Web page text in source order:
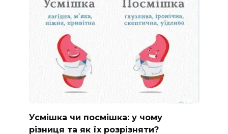
Усмішка чи посмішка: у чому
різниця та як їх розрізняти?